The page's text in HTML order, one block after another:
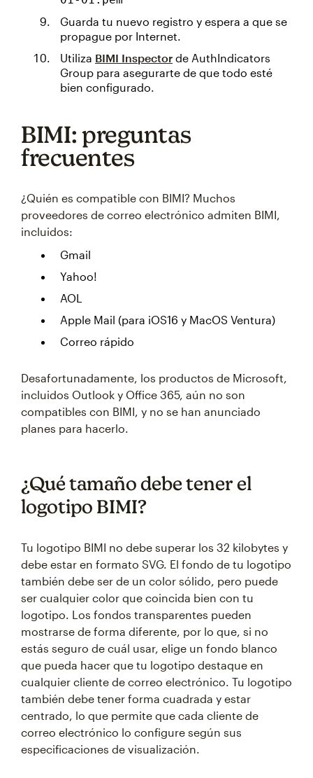
Guarda tu nuevo registro y espera a que se
propague por Internet.
Utiliza BIMI Inspector de AuthIndicators
Group para asegurarte de que todo esté
bien configurado.
BIMI: preguntas
frecuentes
¿Quién es compatible con BIMI? Muchos
proveedores de correo electrónico admiten BIMI,
incluidos:
Gmail
Yahoo!
AOL
Apple Mail (para iOS16 y MacOS Ventura)
Correo rápido
Desafortunadamente, los productos de Microsoft,
incluidos Outlook y Office 365, aún no son
compatibles con BIMI, y no se han anunciado
planes para hacerlo.
¿Qué tamaño debe tener el
logotipo BIMI?
Tu logotipo BIMI no debe superar los 32 kilobytes y
debe estar en formato SVG. El fondo de tu logotipo
también debe ser de un color sólido, pero puede
ser cualquier color que coincida bien con tu
logotipo. Los fondos transparentes pueden
mostrarse de forma diferente, por lo que, si no
estás seguro de cuál usar, elige un fondo blanco
que pueda hacer que tu logotipo destaque en
cualquier cliente de correo electrónico. Tu logotipo
también debe tener forma cuadrada y estar
centrado, lo que permite que cada cliente de
correo electrónico lo configure según sus
especificaciones de visualización.